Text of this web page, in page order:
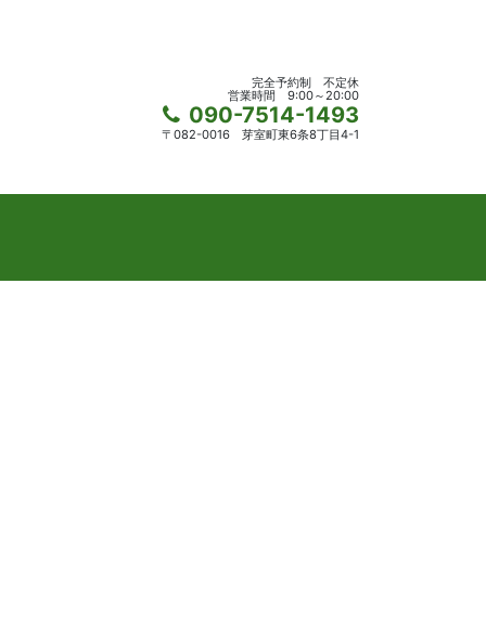
完全予約制
不定休
営業時間
9:00～20:00
090-7514-1493
〒082-0016 芽室町東6条8丁目4-1